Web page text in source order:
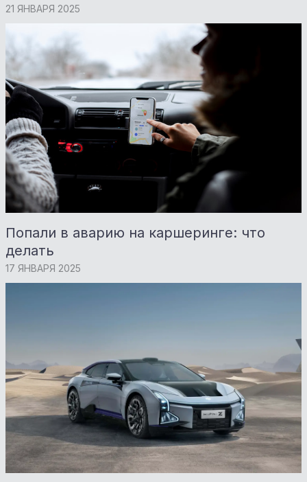
21 ЯНВАРЯ 2025
Попали в аварию на каршеринге: что
делать
17 ЯНВАРЯ 2025